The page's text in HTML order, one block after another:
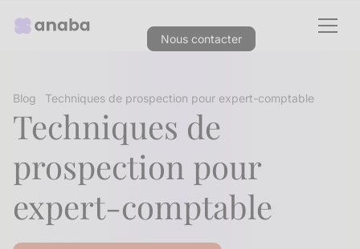
Nous contacter
Blog Techniques de prospection pour expert-comptable
Techniques de
prospection pour
expert-comptable